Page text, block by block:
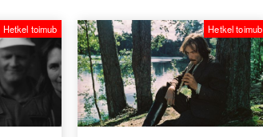
Hetkel toimub Hetkel toimub